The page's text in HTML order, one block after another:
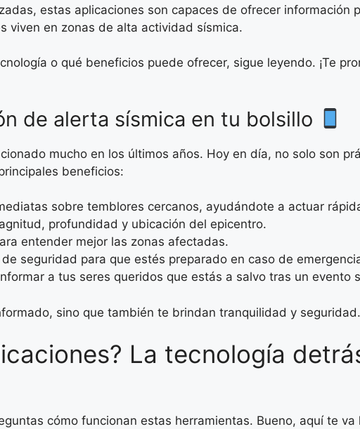
estas aplicaciones son capaces de ofrecer información
viven en zonas de alta actividad sísmica.
o qué beneficios puede ofrecer, sigue leyendo. ¡Te
de alerta sísmica en tu bolsillo
mucho en los últimos años. Hoy en día, no solo son
beneficios:
sobre temblores cercanos, ayudándote a actuar
profundidad y ubicación del epicentro.
entender mejor las zonas afectadas.
seguridad para que estés preparado en caso de
a tus seres queridos que estás a salvo tras un evento
sino que también te brindan tranquilidad y seguridad.
La tecnología
cómo funcionan estas herramientas. Bueno, aquí te